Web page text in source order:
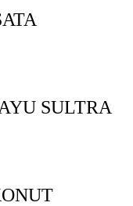
SULTRA